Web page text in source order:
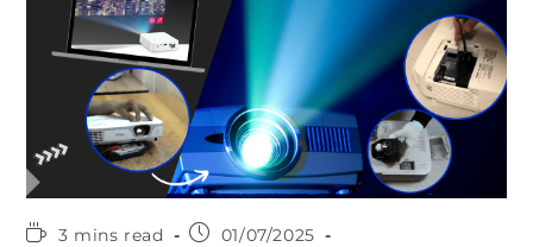
3 mins read
01/07/2025